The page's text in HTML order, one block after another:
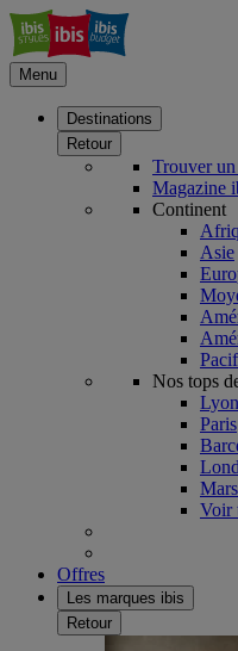
Menu
Destinations
Retour
Trouver
Magazine
Continent
Asie
Nos tops
Lyon
Paris
Voir
Offres
Les marques ibis
Retour